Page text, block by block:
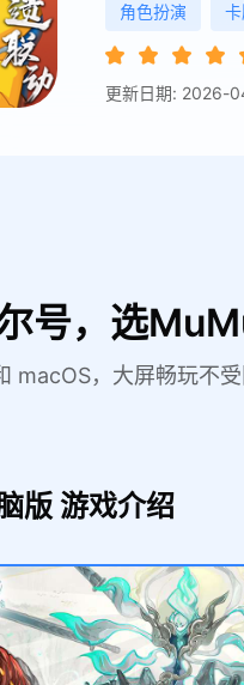
角色扮演
更新日期: 2026-
号，选
macOS，大屏畅玩不受
版 游戏介绍